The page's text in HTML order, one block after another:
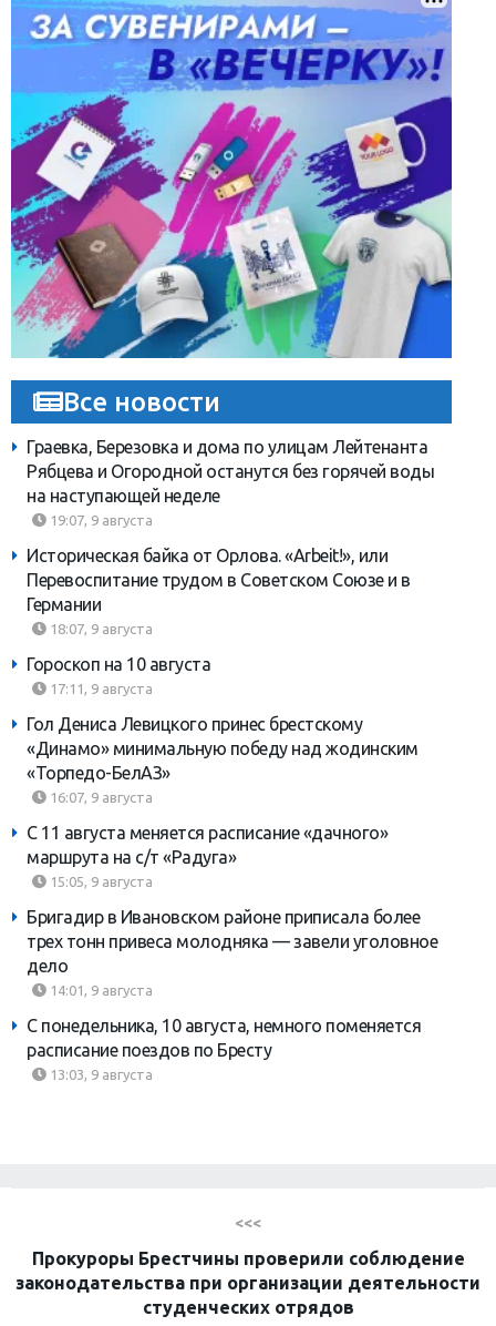
Все новости
Граевка, Березовка и дома по улицам Лейтенанта
Рябцева и Огородной останутся без горячей воды
на наступающей неделе
19:07, 9 августа
Историческая байка от Орлова. «Arbeit!», или
Перевоспитание трудом в Советском Союзе и в
Германии
18:07, 9 августа
Гороскоп на 10 августа
17:11, 9 августа
Гол Дениса Левицкого принес брестскому
«Динамо» минимальную победу над жодинским
«Торпедо-БелАЗ»
16:07, 9 августа
С 11 августа меняется расписание «дачного»
маршрута на с/т «Радуга»
15:05, 9 августа
Бригадир в Ивановском районе приписала более
трех тонн привеса молодняка — завели уголовное
дело
14:01, 9 августа
С понедельника, 10 августа, немного поменяется
расписание поездов по Бресту
13:03, 9 августа
<<<
Прокуроры Брестчины проверили соблюдение
законодательства при организации деятельности
студенческих отрядов